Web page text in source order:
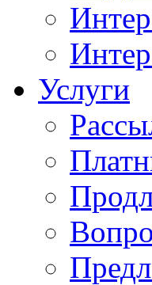
Услуги